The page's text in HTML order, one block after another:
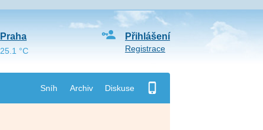
Sníh Archiv Diskuse
Přihlášení
Registrace
Praha
25.1 °C